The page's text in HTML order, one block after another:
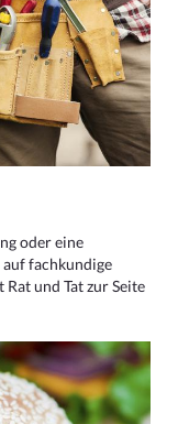
oder eine
auf fachkundige
und Tat zur Seite